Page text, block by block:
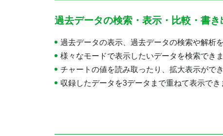
過去データの検索・表示・比較・書
過去データの表示、過去データの検索や解析を
様々なモードで表示したいデータを検索できま
チャートの値を読み取ったり、拡大表示ができ
収録したデータを3データまで重ねて表示でき